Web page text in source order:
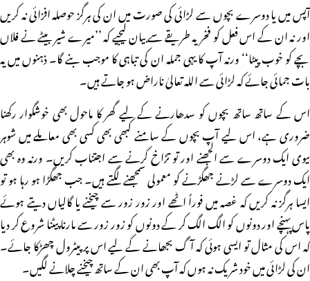
آپس میں یا دوسرے بچوں سے لڑائی کی صورت میں ان کی ہرگز حوصلہ افزائی نہ کریں
اور نہ ان کے اس فعل کو فخریہ طریقے سے بیان لیجیے کہ ’’میرے شیر بیٹے نے فلاں
بچے کو خوب پیٹا‘‘ ورنہ آپ کا یہی جملہ ان کی تباہی کا موجب بنے گا۔ ذہنوں میں یہ
بات جمائی جائے کہ لڑائی سے اللہ تعالیٰ ناراض ہو جاتے ہیں۔
اس کے ساتھ ساتھ بچوں کو سدھارنے کے لیے گھر کا ماحول بھی خوشگوار رکھنا
ضروری ہے، اس لیے آپ بچوں کے سامنے کبھی بھی کسی بھی معاملے میں شوہر
بیوی ایک دوسرے سے الجھنے اور تو تڑاخ کرنے سے اجتناب کریں۔ ورنہ وہ بھی
ایک دوسرے سے لڑنے جھگڑنے کو معمولی سمجھنے لگتے ہیں۔ جب جھگڑا ہو رہا ہو تو
ایسا ہرگز نہ کریں کہ غصہ میں فوراً اٹھے اور زور زور سے چیخنے یا گالیاں دیتے ہوئے
پاس پہنچے اور دونوں کو الگ الگ کر کے دونوں کو زور زور سے مارنا پیٹنا شروع کر دیا
کہ اس کی مثال تو ایسی ہوئی کہ آگ بجھانے کے لیے اس پر پیٹرول چھڑکا جائے۔
ان کی لڑائی میں خود شریک نہ ہوں کہ آپ بھی ان کے ساتھ چیخنے چلانے لگیں۔